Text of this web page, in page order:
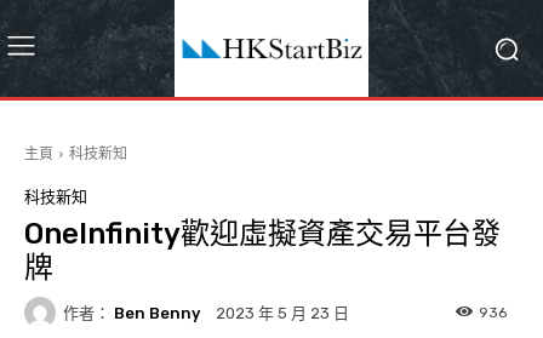
主頁 科技新知
科技新知
OneInfinity歡迎虛擬資產交易平台發
牌
作者： Ben Benny 2023 年 5 月 23 日 936